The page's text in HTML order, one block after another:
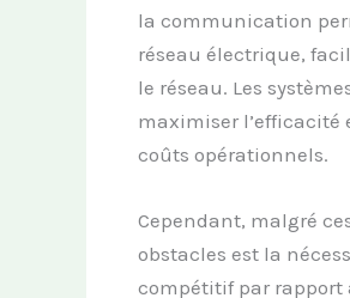
la communication
réseau électrique,
le réseau. Les
maximiser
coûts opérationnels.
Cependant, malgré
obstacles est la
compétitif par rapport